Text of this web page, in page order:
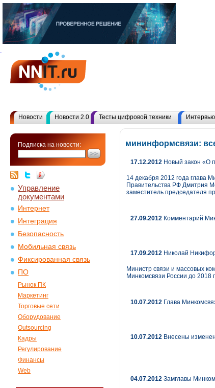
Новости Новости 2.0 Тесты цифровой техники Интервью
Подписка на новости:
Управление
документами
Интернет
Интеграция
Безопасность
Мобильная связь
Фиксированная связь
ПО
Рынок ПК
Маркетинг
Торговые сети
Оборудование
Outsourcing
Кадры
Регулирование
Финансы
Web
мининформсвязи:
17.12.2012 Новый закон «О
14 декабря 2012 года глава
Правительства РФ Дмитрия
заместитель председателя
27.09.2012 Комментарий
17.09.2012 Николай
Министр связи и массовых
Минкомсвязи России до
10.07.2012 Глава
10.07.2012 Внесены
04.07.2012 Замглавы